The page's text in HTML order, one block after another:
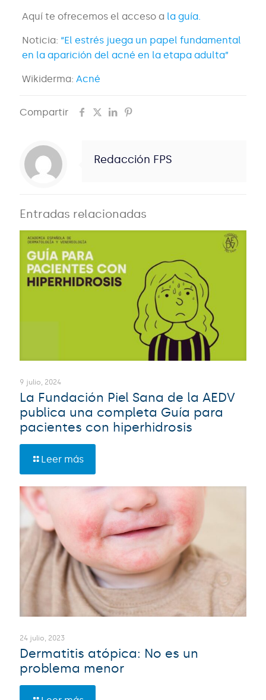
Aquí te ofrecemos el acceso a la guía.
Noticia: “El estrés juega un papel fundamental
en la aparición del acné en la etapa adulta”
Wikiderma: Acné
Compartir
Redacción FPS
Entradas relacionadas
9 julio, 2024
La Fundación Piel Sana de la AEDV
publica una completa Guía para
pacientes con hiperhidrosis
Leer más
24 julio, 2023
Dermatitis atópica: No es un
problema menor